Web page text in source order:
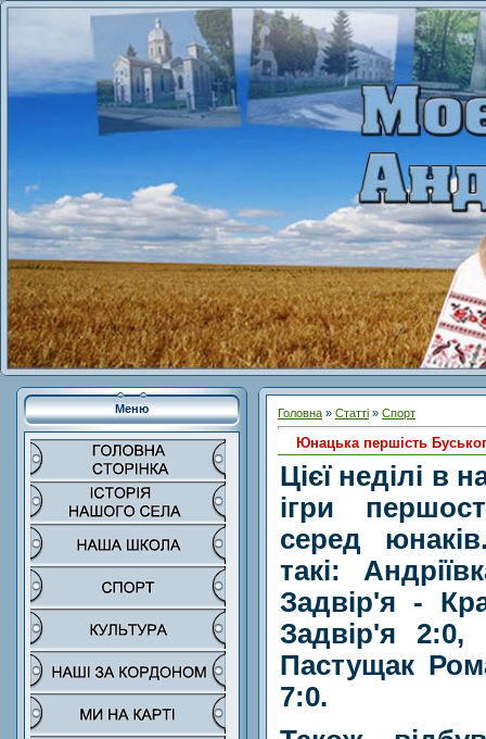
Меню Головна » Статті » Спорт
Юнацька першість
Цієї неділі в
ігри
серед
такі:
Задвір'я -
Задвір'я 2:0,
Пастущак
7:0.